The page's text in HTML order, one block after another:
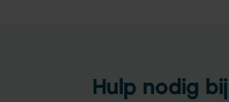
Hulp nodig